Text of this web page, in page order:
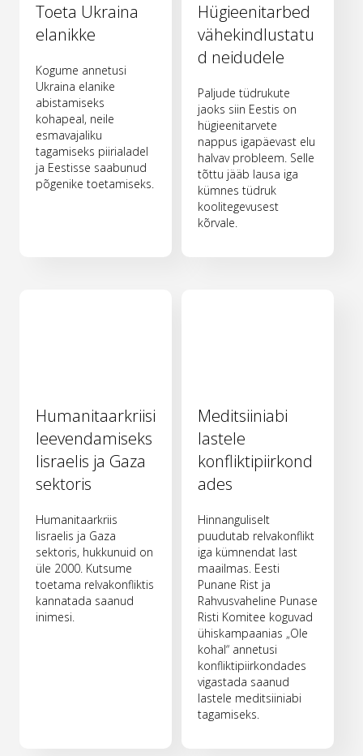
Toeta Ukraina
elanikke
Kogume annetusi
Ukraina elanike
abistamiseks
kohapeal, neile
esmavajaliku
tagamiseks piirialadel
ja Eestisse saabunud
põgenike toetamiseks.
Hügieenitarbed
vähekindlustatu
d neidudele
Paljude tüdrukute
jaoks siin Eestis on
hügieenitarvete
nappus igapäevast elu
halvav probleem. Selle
tõttu jääb lausa iga
kümnes tüdruk
koolitegevusest
kõrvale.
Humanitaarkriisi
leevendamiseks
Iisraelis ja Gaza
sektoris
Humanitaarkriis
Iisraelis ja Gaza
sektoris, hukkunuid on
üle 2000. Kutsume
toetama relvakonfliktis
kannatada saanud
inimesi.
Meditsiiniabi
lastele
konfliktipiirkond
ades
Hinnanguliselt
puudutab relvakonflikt
iga kümnendat last
maailmas. Eesti
Punane Rist ja
Rahvusvaheline Punase
Risti Komitee koguvad
ühiskampaanias „Ole
kohal“ annetusi
konfliktipiirkondades
vigastada saanud
lastele meditsiiniabi
tagamiseks.